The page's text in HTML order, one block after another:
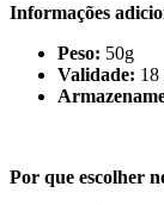
Informações
Peso: 50g
Validade: 18
Por que escolher